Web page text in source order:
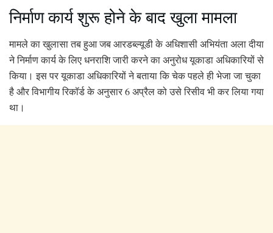
निर्माण कार्य शुरू होने के बाद खुला मामला
मामले का खुलासा तब हुआ जब आरडब्ल्यूडी के अधिशासी अभियंता अला दीया
ने निर्माण कार्य के लिए धनराशि जारी करने का अनुरोध यूकाडा अधिकारियों से
किया। इस पर यूकाडा अधिकारियों ने बताया कि चेक पहले ही भेजा जा चुका
है और विभागीय रिकॉर्ड के अनुसार 6 अप्रैल को उसे रिसीव भी कर लिया गया
था।